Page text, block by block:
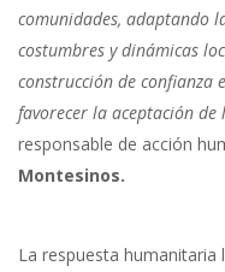
comunidades, adaptando
costumbres y dinámicas
construcción de confianza
favorecer la aceptación de
responsable de acción
Montesinos.
La respuesta